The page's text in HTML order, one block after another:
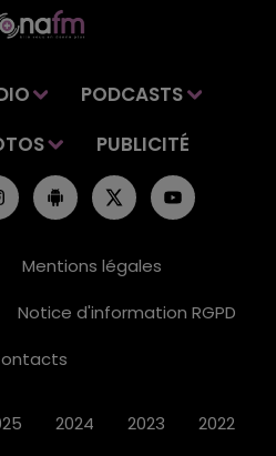
PODCASTS
PUBLICITÉ
Mentions légales
Notice d'information RGPD
2024 2023 2022